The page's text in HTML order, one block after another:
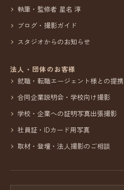
執筆・監修者 星名 淳
ブログ・撮影ガイド
スタジオからのお知らせ
法人・団体のお客様
就職・転職エージェント様との提携
合同企業説明会・学校向け撮影
学校・企業への証明写真出張撮影
社員証・IDカード用写真
取材・登壇・法人撮影のご相談